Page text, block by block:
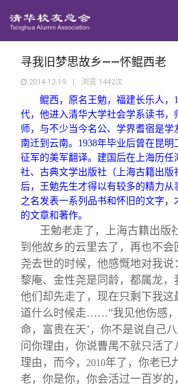
西南联大校友会
义工计划
新媒体平台
青春风采
校友文苑
校友讲坛
校友视界
校友服务
终身学习
信息化服务
三创大赛
校友总会
总会简介
会长致辞
关闭
寻我旧梦思故乡——怀鲲西老
2014-12-19 | 浏览 1442次
鲲西，原名王勉，福建长乐人，
代，他进入清华大学社会学系读书，
师，与不少当今名公、学界耆宿是
南迁到云南。 1938年毕业后曾在昆明
征军的美军翻译。建国后在上海历任
社、古典文学出版社（上海古籍出版
后，王勉先生才得以有较多的精力从
之名发表一系列品书和怀旧的文字，
的文章和著作。
王勉老走了，上海古籍出版
到他故乡的云里去了，再也不
尧去世的时候，他感慨地对我说
黎庵、金性尧是同龄，都属龙，
他们却先走了，现在只剩下我这
道什么时候走……”我见他伤感，
命，富贵在天’，你不是说自己
问你理由，你说曹禺不就只活
理由，而今， 2010年了，你老已
老，你是你，你会活过一百岁的